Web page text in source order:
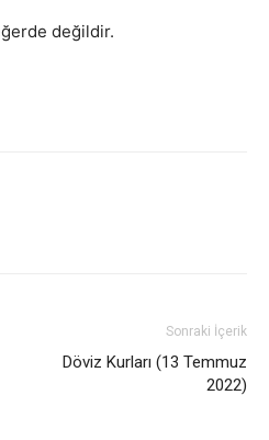
değildir.
Sonraki İçerik
Döviz Kurları (13 Temmuz
2022)